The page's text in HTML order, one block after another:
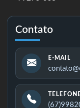
Contato
E-MAIL